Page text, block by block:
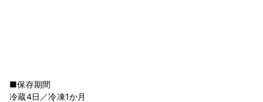
■保存期間
冷蔵4日／冷凍1か月